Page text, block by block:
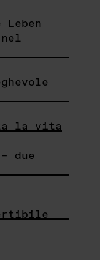
la vita
– due